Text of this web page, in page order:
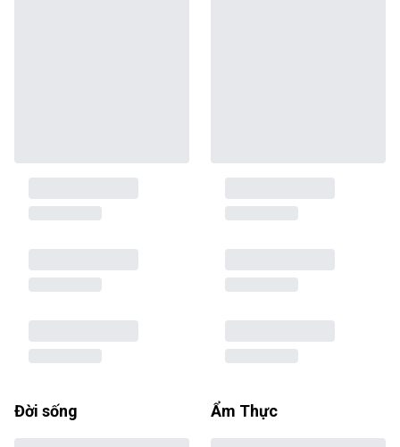
Đời sống Ẩm Thực